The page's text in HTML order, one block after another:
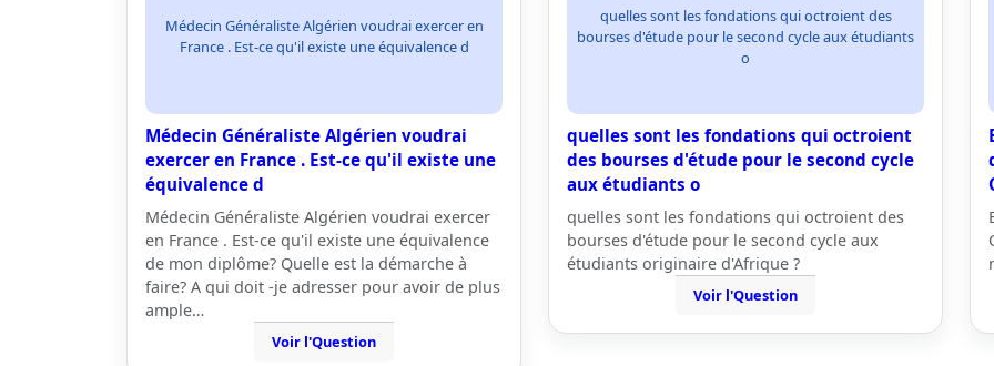
Médecin Généraliste Algérien voudrai exercer en
France . Est-ce qu'il existe une équivalence d
Médecin Généraliste Algérien voudrai
exercer en France . Est-ce qu'il existe une
équivalence d
Médecin Généraliste Algérien voudrai exercer
en France . Est-ce qu'il existe une équivalence
de mon diplôme? Quelle est la démarche à
faire? A qui doit -je adresser pour avoir de plus
ample…
Voir l'Question
quelles sont les fondations qui octroient des
bourses d'étude pour le second cycle aux étudiants
o
quelles sont les fondations qui octroient
des bourses d'étude pour le second cycle
aux étudiants o
quelles sont les fondations qui octroient des
bourses d'étude pour le second cycle aux
étudiants originaire d'Afrique ?
Voir l'Question